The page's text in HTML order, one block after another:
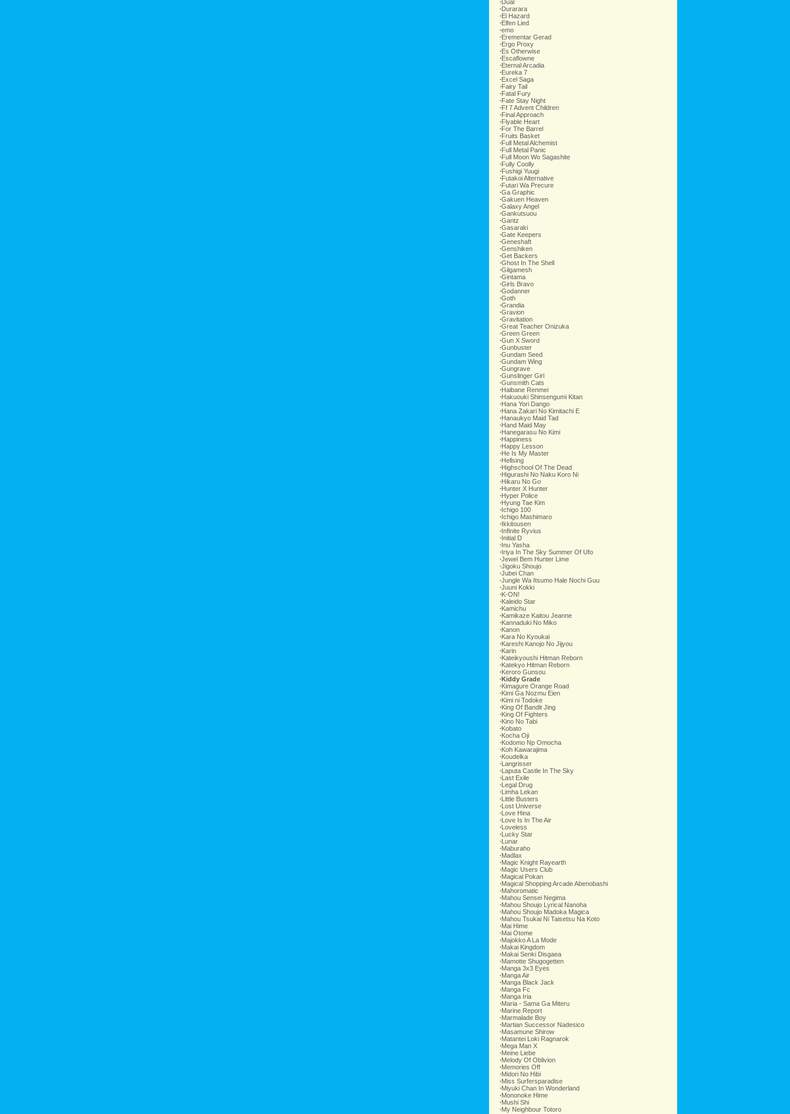
∙Dual
∙Durarara
∙El Hazard
∙Elfen Lied
∙emo
∙Erementar Gerad
∙Ergo Proxy
∙Es Otherwise
∙Escaflowne
∙Eternal Arcadia
∙Eureka 7
∙Excel Saga
∙Fairy Tail
∙Fatal Fury
∙Fate Stay Night
∙Ff 7 Advent Children
∙Final Approach
∙Flyable Heart
∙For The Barrel
∙Fruits Basket
∙Full Metal Alchemist
∙Full Metal Panic
∙Full Moon Wo Sagashite
∙Fully Coolly
∙Fushigi Yuugi
∙Futakoi Alternative
∙Futari Wa Precure
∙Ga Graphic
∙Gakuen Heaven
∙Galaxy Angel
∙Gankutsuou
∙Gantz
∙Gasaraki
∙Gate Keepers
∙Geneshaft
∙Genshiken
∙Get Backers
∙Ghost In The Shell
∙Gilgamesh
∙Gintama
∙Girls Bravo
∙Godanner
∙Goth
∙Grandia
∙Gravion
∙Gravitation
∙Great Teacher Onizuka
∙Green Green
∙Gun X Sword
∙Gunbuster
∙Gundam Seed
∙Gundam Wing
∙Gungrave
∙Gunslinger Girl
∙Gunsmith Cats
∙Haibane Renmei
∙Hakuouki Shinsengumi Kitan
∙Hana Yori Dango
∙Hana Zakari No Kimitachi E
∙Hanaukyo Maid Tad
∙Hand Maid May
∙Hanegarasu No Kimi
∙Happiness
∙Happy Lesson
∙He Is My Master
∙Hellsing
∙Highschool Of The Dead
∙Higurashi No Naku Koro Ni
∙Hikaru No Go
∙Hunter X Hunter
∙Hyper Police
∙Hyung Tae Kim
∙Ichigo 100
∙Ichigo Mashimaro
∙Ikkitousen
∙Infinite Ryvius
∙Initial D
∙Inu Yasha
∙Iriya In The Sky Summer Of Ufo
∙Jewel Bem Hunter Lime
∙Jigoku Shoujo
∙Jubei Chan
∙Jungle Wa Itsumo Hale Nochi Guu
∙Juuni Kokki
∙K-ON!
∙Kaleido Star
∙Kamichu
∙Kamikaze Kaitou Jeanne
∙Kannaduki No Miko
∙Kanon
∙Kara No Kyoukai
∙Kareshi Kanojo No Jijyou
∙Karin
∙Kateikyoushi Hitman Reborn
∙Katekyo Hitman Reborn
∙Keroro Gunsou
∙Kiddy Grade
∙Kimagure Orange Road
∙Kimi Ga Nozmu Eien
∙Kimi ni Todoke
∙King Of Bandit Jing
∙King Of Fighters
∙Kino No Tabi
∙Kobato
∙Kocha Oji
∙Kodomo Np Omocha
∙Koh Kawarajima
∙Koudelka
∙Langrisser
∙Laputa Castle In The Sky
∙Last Exile
∙Legal Drug
∙Limha Lekan
∙Little Busters
∙Lost Universe
∙Love Hina
∙Love Is In The Air
∙Loveless
∙Lucky Star
∙Lunar
∙Maburaho
∙Madlax
∙Magic Knight Rayearth
∙Magic Users Club
∙Magical Pokan
∙Magical Shopping Arcade Abenobashi
∙Mahoromatic
∙Mahou Sensei Negima
∙Mahou Shoujo Lyrical Nanoha
∙Mahou Shoujo Madoka Magica
∙Mahou Tsukai Ni Taisetsu Na Koto
∙Mai Hime
∙Mai Otome
∙Majokko A La Mode
∙Makai Kingdom
∙Makai Senki Disgaea
∙Mamotte Shugogetten
∙Manga 3x3 Eyes
∙Manga Air
∙Manga Black Jack
∙Manga Fc
∙Manga Iria
∙Maria - Sama Ga Miteru
∙Marine Report
∙Marmalade Boy
∙Martian Successor Nadesico
∙Masamune Shirow
∙Matantei Loki Ragnarok
∙Mega Man X
∙Meine Liebe
∙Melody Of Oblivion
∙Memories Off
∙Midori No Hibi
∙Miss Surfersparadise
∙Miyuki Chan In Wonderland
∙Mononoke Hime
∙Mushi Shi
∙My Neighbour Totoro